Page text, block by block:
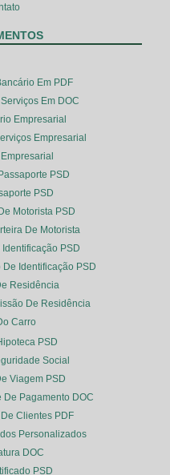
Em PDF
Em DOC
Empresarial
Empresarial
PSD
PSD
Motorista PSD
De Motorista
PSD
Identificação PSD
Residência
De Residência
Carro
PSD
Social
Viagem PSD
De Pagamento DOC
Clientes PDF
Personalizados
DOC
PSD